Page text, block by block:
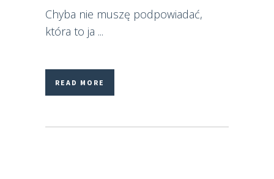
Chyba nie muszę podpowiadać,
która to ja ...
READ MORE